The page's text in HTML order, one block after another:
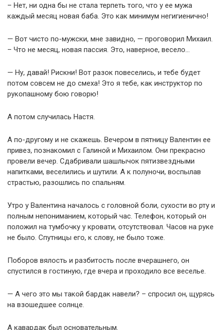
– Нет, ни одна бы не стала терпеть того, что у ее мужа
каждый месяц новая баба. Это как минимум негигиенично!
— Вот чисто по-мужски, мне завидно, — проговорил Михаил.
– Что не месяц, новая пассия. Это, наверное, весело…
— Ну, давай! Рискни! Вот разок повеселись, и тебе будет
потом совсем не до смеха! Это я тебе, как инструктор по
рукопашному бою говорю!
А потом случилась Настя.
А по-другому и не скажешь. Вечером в пятницу Валентин ее
привез, познакомил с Галиной и Михаилом. Они прекрасно
провели вечер. Сдабривали шашлычок пятизвездными
напитками, веселились и шутили. А к полуночи, воспылав
страстью, разошлись по спальням.
Утро у Валентина началось с головной боли, сухости во рту и
полным непониманием, который час. Телефон, который он
положил на тумбочку у кровати, отсутствовал. Часов на руке
не было. Спутницы его, к слову, не было тоже.
Поборов вялость и разбитость после вчерашнего, он
спустился в гостиную, где вчера и проходило все веселье.
— А чего это мы такой бардак навели? – спросил он, щурясь
на взошедшее солнце.
А кавардак был основательным.